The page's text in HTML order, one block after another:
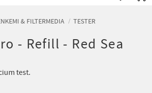
& FILTERMEDIA TESTER
- Refill - Red Sea
test.